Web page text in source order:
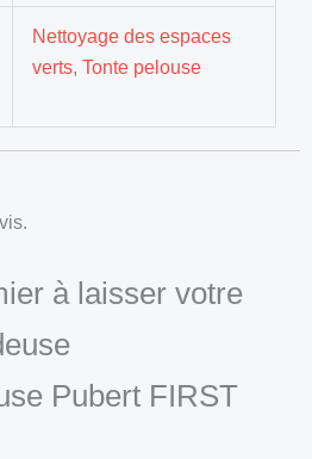
Nettoyage des espaces
verts,Tonte pelouse
à laisser votre
Pubert FIRST